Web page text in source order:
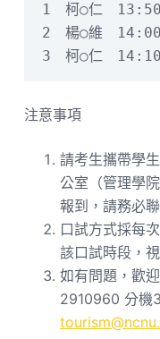
1　柯○仁　
2　楊○維　
3　柯○仁　
注意事項
請考生攜帶學
公室（管理學
報到，請務必
口試方式採每
該口試時段，
如有問題，歡
2910960 分機